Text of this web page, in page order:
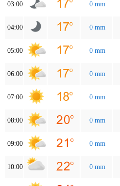
03:00 0 mm
04:00 0 mm
05:00 0 mm
06:00 0 mm
07:00 0 mm
08:00 0 mm
09:00 0 mm
10:00 0 mm